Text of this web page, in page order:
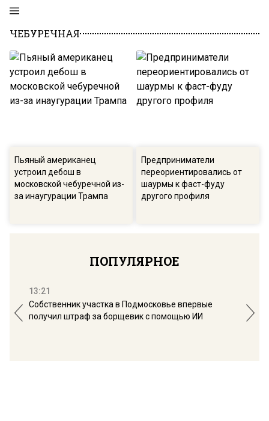
ЧЕБУРЕЧНАЯ
Пьяный американец
устроил дебош в
московской чебуречной из-
за инаугурации Трампа
Предприниматели
переориентировались от
шаурмы к фаст-фуду
другого профиля
ПОПУЛЯРНОЕ
13:21
Собственник участка в Подмосковье впервые
получил штраф за борщевик с помощью ИИ